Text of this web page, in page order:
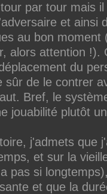
par tour mais
et ainsi
au bon moment
alors attention !).
du
sûr de le contrer
Bref, le
jouabilité plutôt
j'admets que
et sur la
pas si
et que la